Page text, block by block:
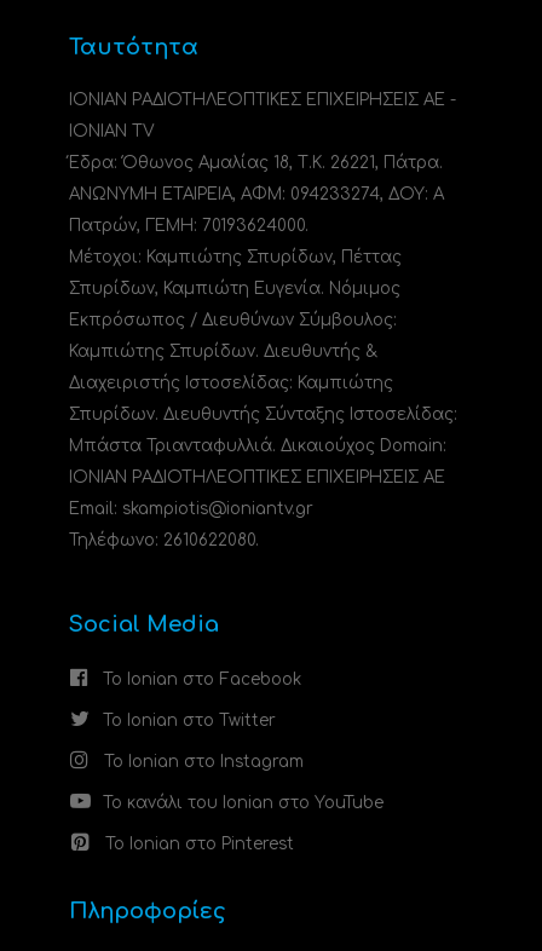
Ταυτότητα
ΙΟΝΙΑΝ ΡΑΔΙΟΤΗΛΕΟΠΤΙΚΕΣ ΕΠΙΧΕΙΡΗΣΕΙΣ ΑΕ -
IONIAN TV
Έδρα: Όθωνος Αμαλίας 18, Τ.Κ. 26221, Πάτρα.
ΑΝΩΝΥΜΗ ΕΤΑΙΡΕΙΑ, ΑΦΜ: 094233274, ΔΟΥ: A
Πατρών, ΓΕΜΗ: 70193624000.
Μέτοχοι: Καμπιώτης Σπυρίδων, Πέττας
Σπυρίδων, Καμπιώτη Ευγενία. Νόμιμος
Εκπρόσωπος / Διευθύνων Σύμβουλος:
Καμπιώτης Σπυρίδων. Διευθυντής &
Διαχειριστής Ιστοσελίδας: Καμπιώτης
Σπυρίδων. Διευθυντής Σύνταξης Ιστοσελίδας:
Μπάστα Τριανταφυλλιά. Δικαιούχος Domain:
ΙΟΝΙΑΝ ΡΑΔΙΟΤΗΛΕΟΠΤΙΚΕΣ ΕΠΙΧΕΙΡΗΣΕΙΣ ΑΕ
Email: skampiotis@ioniantv.gr
Τηλέφωνο: 2610622080.
Social Media
Το Ionian στο Facebook
Το Ionian στο Twitter
Το Ionian στο Instagram
Το κανάλι του Ionian στο YouTube
Το Ionian στο Pinterest
Πληροφορίες